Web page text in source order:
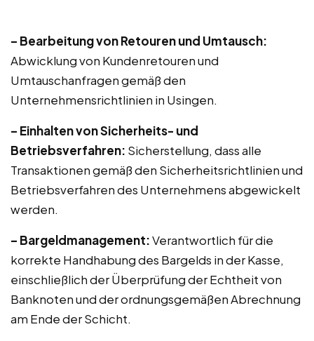
– Bearbeitung von Retouren und Umtausch:
Abwicklung von Kundenretouren und
Umtauschanfragen gemäß den
Unternehmensrichtlinien in Usingen.
– Einhalten von Sicherheits- und
Betriebsverfahren: Sicherstellung, dass alle
Transaktionen gemäß den Sicherheitsrichtlinien und
Betriebsverfahren des Unternehmens abgewickelt
werden.
– Bargeldmanagement:Verantwortlich für die
korrekte Handhabung des Bargelds in der Kasse,
einschließlich der Überprüfung der Echtheit von
Banknoten und der ordnungsgemäßen Abrechnung
am Ende der Schicht.